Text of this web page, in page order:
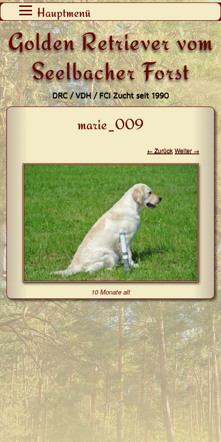
Golden Retriever vom
Seelbacher Forst
DRC / VDH / FCI Zucht seit 1990
Hauptmenü
Zum
Inhalt
springen
marie_009
← Zurück Weiter →
10 Monate alt